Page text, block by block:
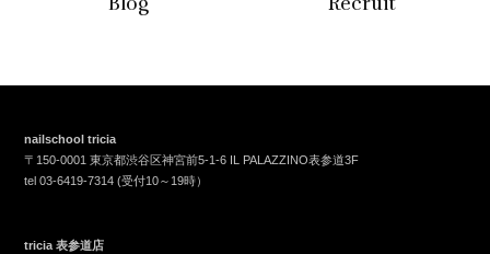
nailschool tricia
〒150-0001 東京都渋谷区神宮前5-1-6 IL PALAZZINO表参道3F
tel03-6419-7314 (受付10～19時）
tricia 表参道店